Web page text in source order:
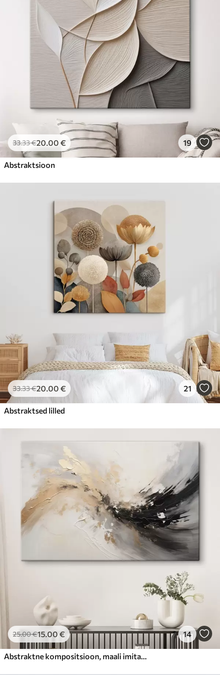
Hind Alates .00
33.33€20.00 € 19
Abstraktsioon
33.33€20.00 € 21
Abstraktsed lilled
25.00€15.00 € 14
Abstraktne kompositsioon, maali imitatsioon